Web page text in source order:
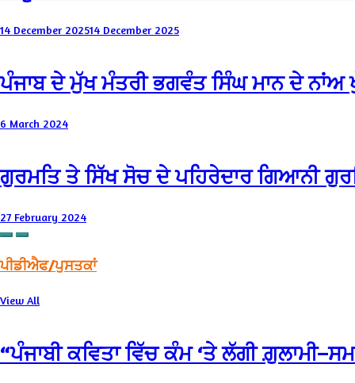
14 December 202514 December 2025
ਪੰਜਾਬ ਦੇ ਮੁੱਖ ਮੰਤਰੀ ਭਗਵੰਤ ਸਿੰਘ ਮਾਨ ਦੇ
6 March 2024
ਗੁਰਮਤਿ ਤੇ ਸਿੱਖ ਸੋਚ ਦੇ ਪਹਿਰੇਦਾਰ ਗਿਆਨੀ
27 February 2024
ਪੀਡੀਐਫ/ਪੁਸਤਕਾਂ
View All
“ਪੰਜਾਬੀ ਕਵਿਤਾ ਵਿੱਚ ਕੰਮ ‘ਤੇ ਲੱਗੀ